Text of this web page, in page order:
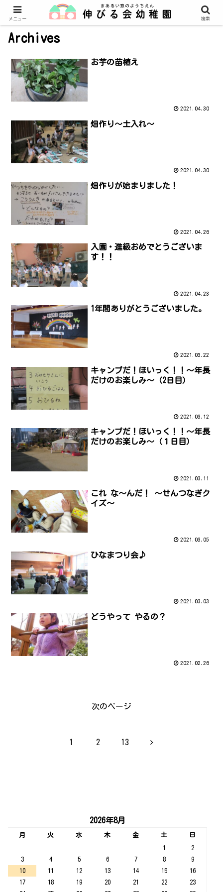
Archives
お芋の苗植え
2021.04.30
畑作り～土入れ～
2021.04.30
畑作りが始まりました！
2021.04.26
入園・進級おめでとうございま
す！！
2021.04.23
1年間ありがとうございました。
2021.03.22
キャンプだ！ほいっく！！～年長
だけのお楽しみ～（2日目）
2021.03.12
キャンプだ！ほいっく！！～年長
だけのお楽しみ～（１日目）
2021.03.11
これ な～んだ！ ～せんつなぎク
イズ～
2021.03.05
ひなまつり会♪
2021.03.03
どうやって やるの？
2021.02.26
次のページ
1 2 13 次
2026年8月
月 火 水 木 金 土
日
1
2
3
4 5 6 7 8
9
10
11 12 13 14 15
16
17
18 19 20 21 22
23
メニュー 検索